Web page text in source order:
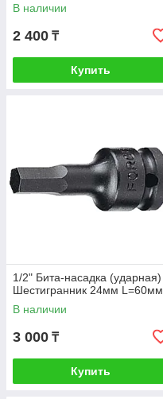
В наличии
2 400 ₸
Купить
1/2" Бита-насадка (ударная)
Шестигранник 24мм L=60мм
В наличии
3 000 ₸
Купить